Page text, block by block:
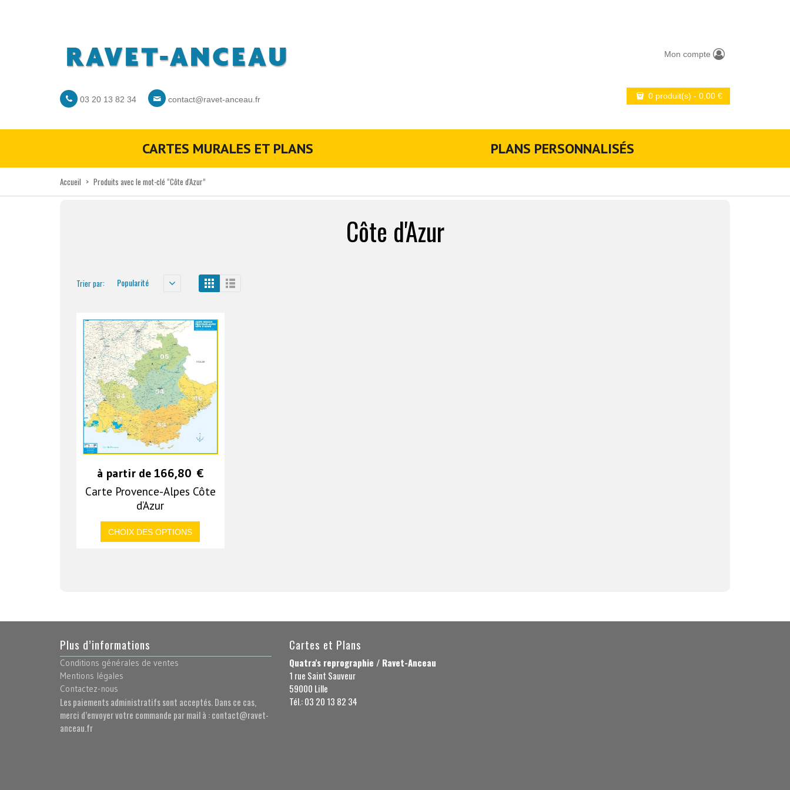
03 20 13 82 34 contact@ravet-anceau.fr
Mon compte
0 produit(s) - 0,00 €
CARTES MURALES ET PLANS PLANS PERSONNALISÉS
Accueil > Produits avec le mot-clé “Côte d'Azur”
Côte d'Azur
Trier par: Popularité
à partir de 166,80 €
Carte Provence-Alpes Côte
d’Azur
CHOIX DES OPTIONS
Plus d’informations
Conditions générales de ventes
Mentions légales
Contactez-nous
Les paiements administratifs sont acceptés. Dans ce cas,
merci d’envoyer votre commande par mail à : contact@ravet-
anceau.fr
Cartes et Plans
Quatra's reprographie / Ravet-Anceau
1 rue Saint Sauveur
59000 Lille
Tél.: 03 20 13 82 34